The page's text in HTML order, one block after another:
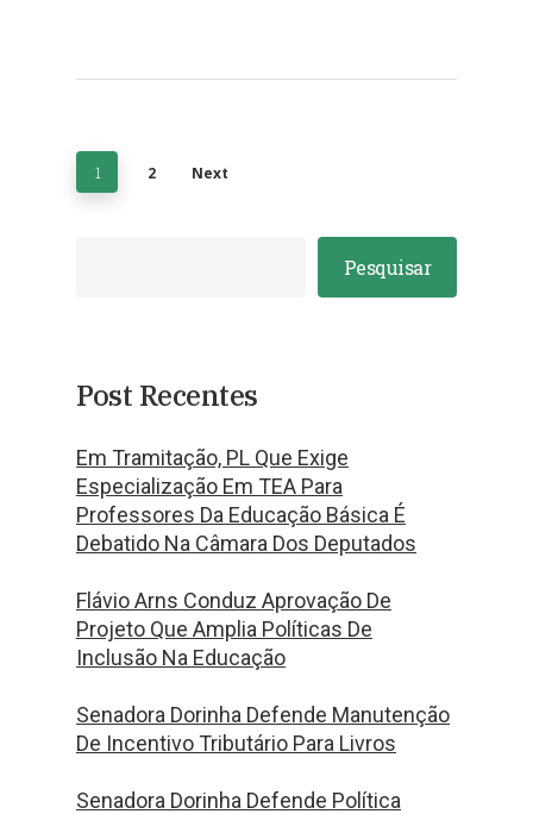
1 2 Next
Pesquisar
Post Recentes
Em Tramitação, PL Que Exige
Especialização Em TEA Para
Professores Da Educação Básica É
Debatido Na Câmara Dos Deputados
Flávio Arns Conduz Aprovação De
Projeto Que Amplia Políticas De
Inclusão Na Educação
Senadora Dorinha Defende Manutenção
De Incentivo Tributário Para Livros
Senadora Dorinha Defende Política